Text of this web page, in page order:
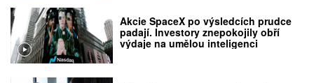
Akcie SpaceX po výsledcích prudce
padají. Investory znepokojily obří
výdaje na umělou inteligenci